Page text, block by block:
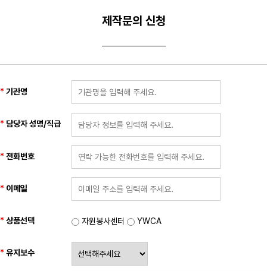
제작문의 신청
기관명
담당자 성명/직급
전화번호
이메일
상품선택 자원봉사센터 YWCA
유지보수